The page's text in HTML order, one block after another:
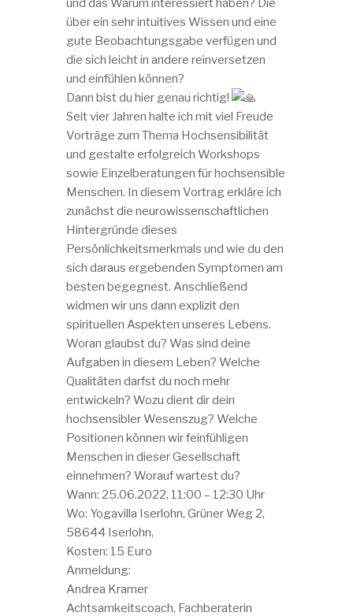
über ein sehr intuitives Wissen und eine
gute Beobachtungsgabe verfügen und
die sich leicht in andere reinversetzen
und einfühlen können?
Dann bist du hier genau richtig!
Seit vier Jahren halte ich mit viel Freude
Vorträge zum Thema Hochsensibilität
und gestalte erfolgreich Workshops
sowie Einzelberatungen für hochsensible
Menschen. In diesem Vortrag erkläre ich
zunächst die neurowissenschaftlichen
Hintergründe dieses
Persönlichkeitsmerkmals und wie du den
sich daraus ergebenden Symptomen am
besten begegnest. Anschließend
widmen wir uns dann explizit den
spirituellen Aspekten unseres Lebens.
Woran glaubst du? Was sind deine
Aufgaben in diesem Leben? Welche
Qualitäten darfst du noch mehr
entwickeln? Wozu dient dir dein
hochsensibler Wesenszug? Welche
Positionen können wir feinfühligen
Menschen in dieser Gesellschaft
einnehmen? Worauf wartest du?
Wann: 25.06.2022, 11:00 – 12:30 Uhr
Wo: Yogavilla Iserlohn, Grüner Weg 2,
58644 Iserlohn,
Kosten: 15 Euro
Anmeldung:
Andrea Kramer
Achtsamkeitscoach, Fachberaterin